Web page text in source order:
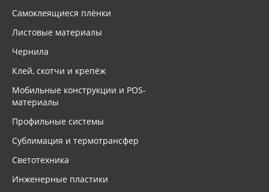
Самоклеящиеся плёнки
Листовые материалы
Чернила
Клей, скотчи и крепёж
Мобильные конструкции и POS-
материалы
Профильные системы
Сублимация и термотрансфер
Светотехника
Инженерные пластики